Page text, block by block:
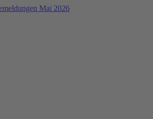
Mai 2026